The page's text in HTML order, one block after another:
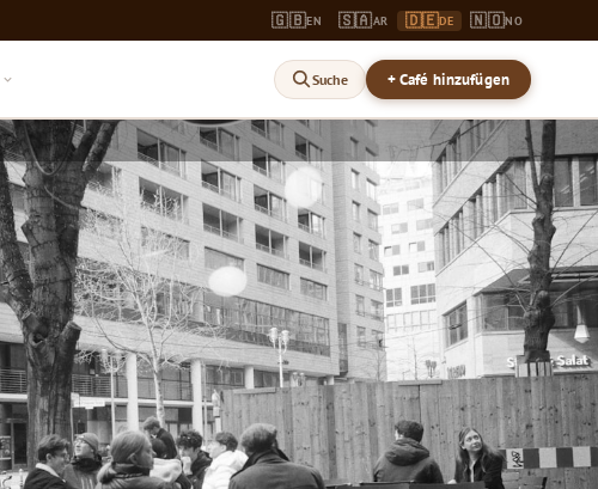
🇬🇧EN 🇸🇦AR 🇩🇪DE 🇳🇴NO
Suche + Café hinzufügen